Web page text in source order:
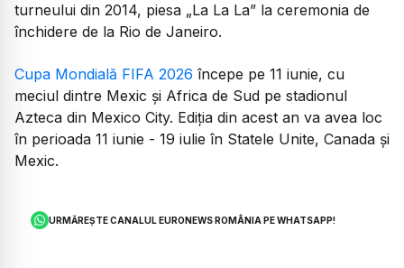
turneului din 2014, piesa „La La La” la ceremonia de
închidere de la Rio de Janeiro.
Cupa Mondială FIFA 2026 începe pe 11 iunie, cu
meciul dintre Mexic și Africa de Sud pe stadionul
Azteca din Mexico City. Ediția din acest an va avea loc
în perioada 11 iunie - 19 iulie în Statele Unite, Canada şi
Mexic.
URMĂREȘTE CANALUL EURONEWS ROMÂNIA PE WHATSAPP!